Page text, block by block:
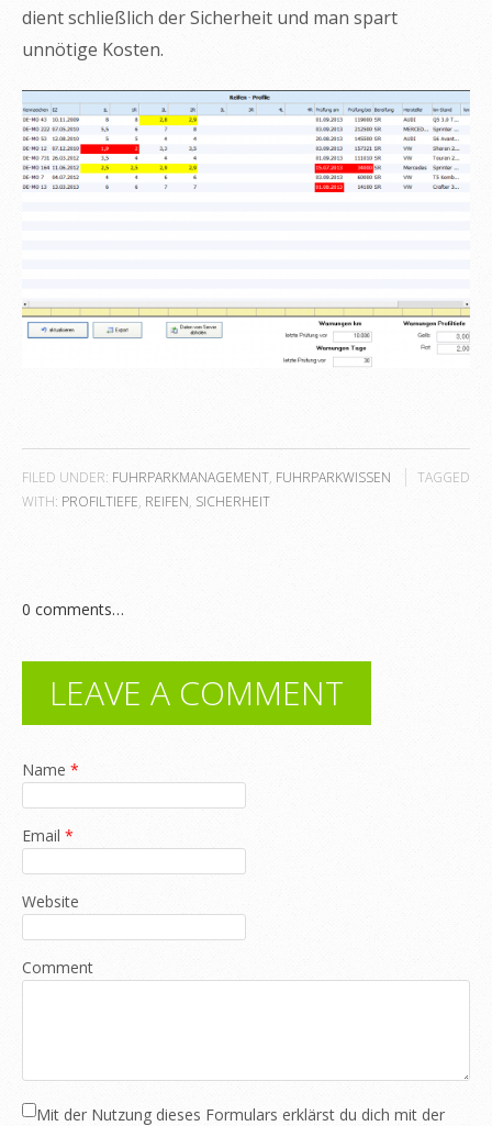
dient schließlich der Sicherheit und man spart
unnötige Kosten.
FILED UNDER: FUHRPARKMANAGEMENT, FUHRPARKWISSEN
TAGGED
WITH: PROFILTIEFE, REIFEN, SICHERHEIT
0 comments…
LEAVE A COMMENT
Name *
Email *
Website
Comment
Mit der Nutzung dieses Formulars erklärst du dich mit der